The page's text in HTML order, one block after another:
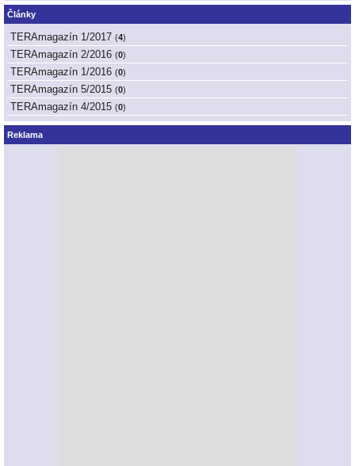
Články
TERAmagazín 1/2017 (4)
TERAmagazín 2/2016 (0)
TERAmagazín 1/2016 (0)
TERAmagazín 5/2015 (0)
TERAmagazín 4/2015 (0)
Reklama